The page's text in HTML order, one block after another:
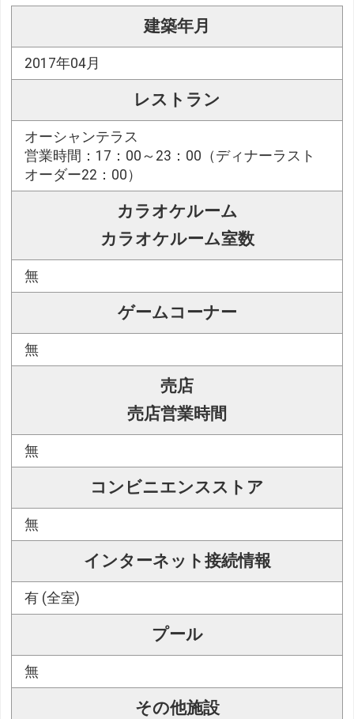
建築年月
2017年04月
レストラン
オーシャンテラス
営業時間：17：00～23：00（ディナーラスト
オーダー22：00）
カラオケルーム
カラオケルーム室数
無
ゲームコーナー
無
売店
売店営業時間
無
コンビニエンスストア
無
インターネット接続情報
有 (全室)
プール
無
その他施設